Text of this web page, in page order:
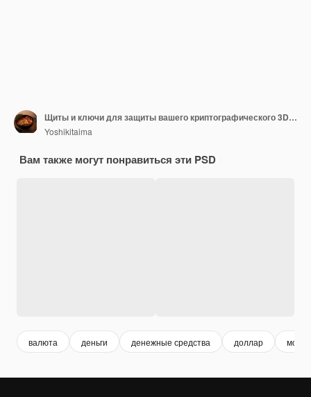
Щиты и ключи для защиты вашего криптографического 3D-рендеринга
Yoshikitaima
Вам также могут понравиться эти PSD
валюта деньги денежные средства доллар